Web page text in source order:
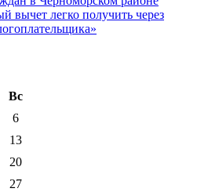
вычет легко получить через
Вс
6
13
20
27